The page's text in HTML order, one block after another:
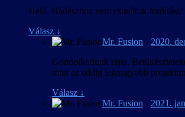
Heló. Hádészhoz nem csináltok fordítást?
Válasz ↓
Mr. Fusion - 2020.
Gondolkodunk rajta.
mint az eddig legnagyobb
Válasz ↓
Mr. Fusion - 2021.